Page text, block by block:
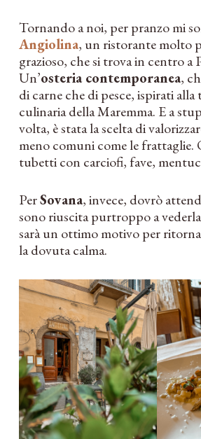
Tornando a noi, per pranzo mi
Angiolina, un ristorante molto
grazioso, che si trova in centro a
Un’osteria contemporanea,
di carne che di pesce, ispirati alla
culinaria della Maremma. E a
volta, è stata la scelta di
meno comuni come le frattaglie.
tubetti con carciofi, fave,
PerSovana, invece, dovrò
sono riuscita purtroppo a
sarà un ottimo motivo per
la dovuta calma.